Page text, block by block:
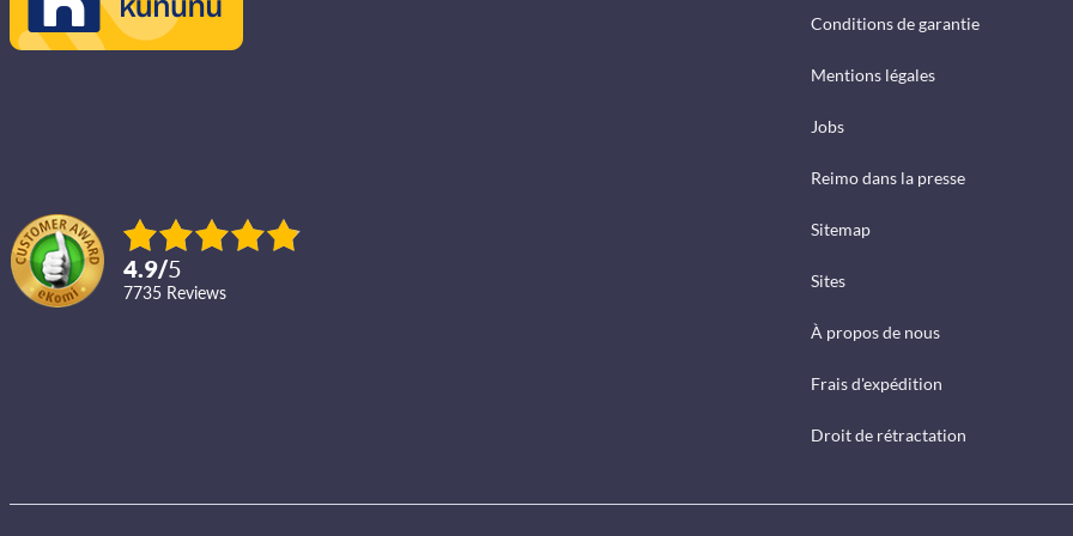
4.9/5
7735 reviews
Conditions de garantie
Mentions légales
Jobs
Reimo dans la presse
Sitemap
Sites
À propos de nous
Frais d'expédition
Droit de rétractation